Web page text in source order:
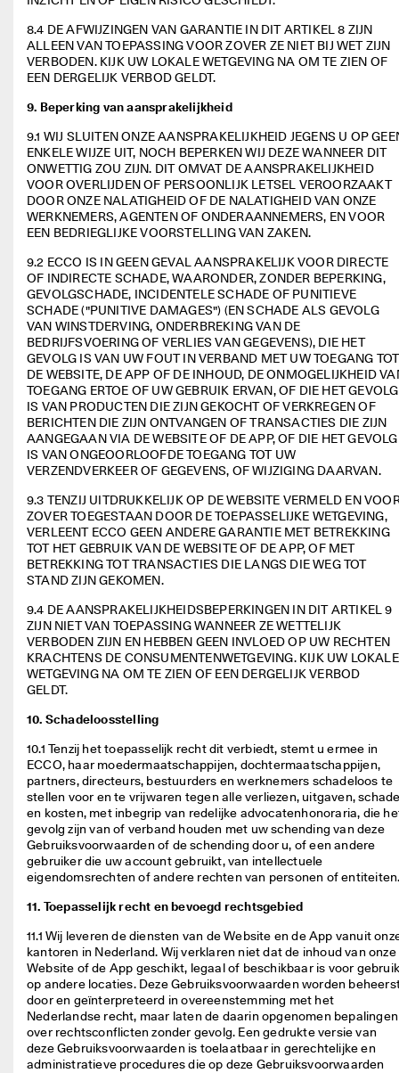
8.4 DE AFWIJZINGEN VAN GARANTIE IN DIT ARTIKEL 8 ZIJN
ALLEEN VAN TOEPASSING VOOR ZOVER ZE NIET BIJ WET ZIJN
VERBODEN. KIJK UW LOKALE WETGEVING NA OM TE ZIEN OF
EEN DERGELIJK VERBOD GELDT.
9. Beperking van aansprakelijkheid
9.1 WIJ SLUITEN ONZE AANSPRAKELIJKHEID JEGENS U OP
ENKELE WIJZE UIT, NOCH BEPERKEN WIJ DEZE WANNEER DIT
ONWETTIG ZOU ZIJN. DIT OMVAT DE AANSPRAKELIJKHEID
VOOR OVERLIJDEN OF PERSOONLIJK LETSEL VEROORZAAKT
DOOR ONZE NALATIGHEID OF DE NALATIGHEID VAN ONZE
WERKNEMERS, AGENTEN OF ONDERAANNEMERS, EN VOOR
EEN BEDRIEGLIJKE VOORSTELLING VAN ZAKEN.
9.2 ECCO IS IN GEEN GEVAL AANSPRAKELIJK VOOR DIRECTE
OF INDIRECTE SCHADE, WAARONDER, ZONDER BEPERKING,
GEVOLGSCHADE, INCIDENTELE SCHADE OF PUNITIEVE
SCHADE ("PUNITIVE DAMAGES") (EN SCHADE ALS GEVOLG
VAN WINSTDERVING, ONDERBREKING VAN DE
BEDRIJFSVOERING OF VERLIES VAN GEGEVENS), DIE HET
GEVOLG IS VAN UW FOUT IN VERBAND MET UW TOEGANG TOT
DE WEBSITE, DE APP OF DE INHOUD, DE ONMOGELIJKHEID
TOEGANG ERTOE OF UW GEBRUIK ERVAN, OF DIE HET GEVOLG
IS VAN PRODUCTEN DIE ZIJN GEKOCHT OF VERKREGEN OF
BERICHTEN DIE ZIJN ONTVANGEN OF TRANSACTIES DIE ZIJN
AANGEGAAN VIA DE WEBSITE OF DE APP, OF DIE HET GEVOLG
IS VAN ONGEOORLOOFDE TOEGANG TOT UW
VERZENDVERKEER OF GEGEVENS, OF WIJZIGING DAARVAN.
9.3 TENZIJ UITDRUKKELIJK OP DE WEBSITE VERMELD EN
ZOVER TOEGESTAAN DOOR DE TOEPASSELIJKE WETGEVING,
VERLEENT ECCO GEEN ANDERE GARANTIE MET BETREKKING
TOT HET GEBRUIK VAN DE WEBSITE OF DE APP, OF MET
BETREKKING TOT TRANSACTIES DIE LANGS DIE WEG TOT
STAND ZIJN GEKOMEN.
9.4 DE AANSPRAKELIJKHEIDSBEPERKINGEN IN DIT ARTIKEL 9
ZIJN NIET VAN TOEPASSING WANNEER ZE WETTELIJK
VERBODEN ZIJN EN HEBBEN GEEN INVLOED OP UW RECHTEN
KRACHTENS DE CONSUMENTENWETGEVING. KIJK UW LOKALE
WETGEVING NA OM TE ZIEN OF EEN DERGELIJK VERBOD
GELDT.
10. Schadeloosstelling
10.1 Tenzij het toepasselijk recht dit verbiedt, stemt u ermee in
ECCO, haar moedermaatschappijen, dochtermaatschappijen,
partners, directeurs, bestuurders en werknemers schadeloos te
stellen voor en te vrijwaren tegen alle verliezen, uitgaven,
en kosten, met inbegrip van redelijke advocatenhonoraria, die
gevolg zijn van of verband houden met uw schending van deze
Gebruiksvoorwaarden of de schending door u, of een andere
gebruiker die uw account gebruikt, van intellectuele
eigendomsrechten of andere rechten van personen of
11. Toepasselijk recht en bevoegd rechtsgebied
11.1 Wij leveren de diensten van de Website en de App vanuit
kantoren in Nederland. Wij verklaren niet dat de inhoud van onze
Website of de App geschikt, legaal of beschikbaar is voor
op andere locaties. Deze Gebruiksvoorwaarden worden
door en geïnterpreteerd in overeenstemming met het
Nederlandse recht, maar laten de daarin opgenomen bepalingen
over rechtsconflicten zonder gevolg. Een gedrukte versie van
deze Gebruiksvoorwaarden is toelaatbaar in gerechtelijke en
administratieve procedures die op deze Gebruiksvoorwaarden